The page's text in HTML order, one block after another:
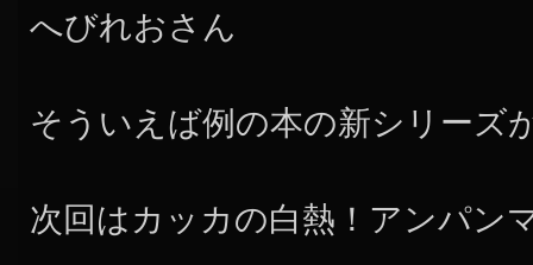
へびれおさん
そういえば例の本の新シリーズ
次回はカッカの白熱！アンパン